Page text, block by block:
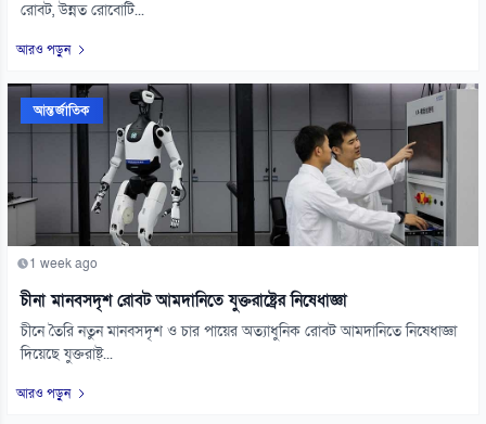
রোবট, উন্নত রোবোটি...
আরও পড়ুন
আন্তর্জাতিক
1 week ago
চীনা মানবসদৃশ রোবট আমদানিতে যুক্তরাষ্ট্রের নিষেধাজ্ঞা
চীনে তৈরি নতুন মানবসদৃশ ও চার পায়ের অত্যাধুনিক রোবট আমদানিতে নিষেধাজ্ঞা
দিয়েছে যুক্তরাষ্ট্...
আরও পড়ুন